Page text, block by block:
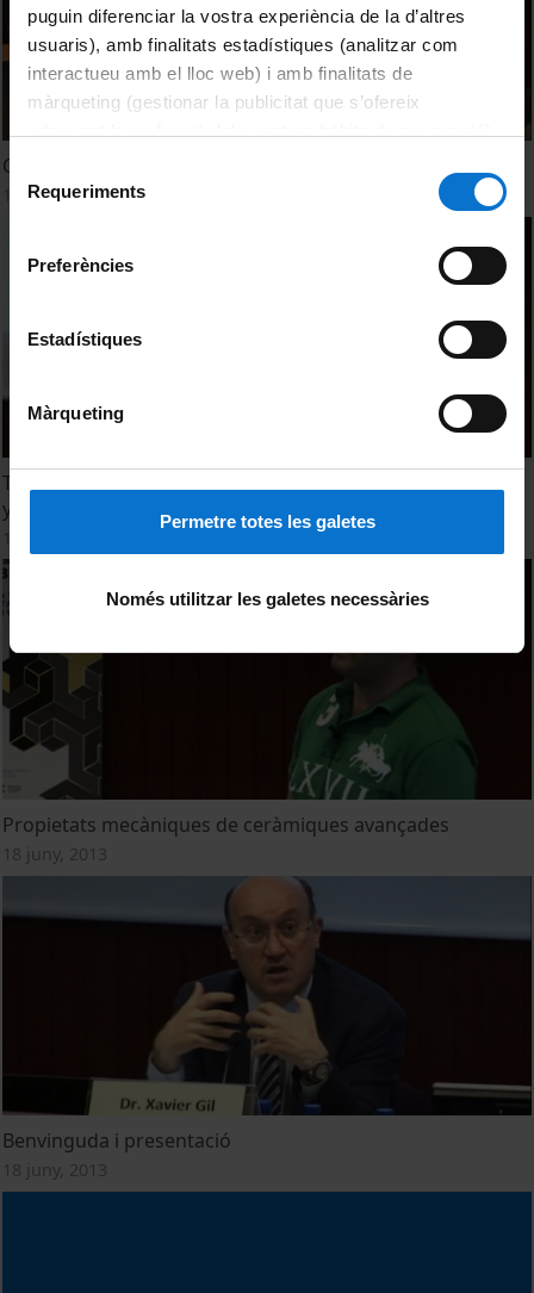
puguin diferenciar la vostra experiència de la d’altres
usuaris), amb finalitats estadístiques (analitzar com
interactueu amb el lloc web) i amb finalitats de
màrqueting (gestionar la publicitat que s’ofereix
consultar laPolítica de galetes del lloc web de la
Selecció
Requeriments
Preferències
Estadístiques
Màrqueting
Permetre totes les galetes
Només utilitzar les galetes necessàries
Cel·les fotovoltaiques orgàniques
18 juny, 2013
Transferencia de la investigación en materiales cerámicos
y vidrios hacia el entorno industrial
Propietats mecàniques de ceràmiques avançades
18 juny, 2013
Benvinguda i presentació
18 juny, 2013